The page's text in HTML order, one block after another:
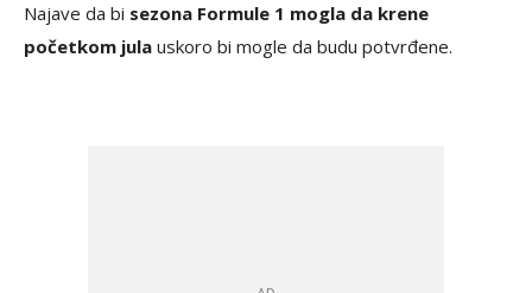
Najave da bi sezona Formule 1 mogla da krene
početkom jula uskoro bi mogle da budu potvrđene.